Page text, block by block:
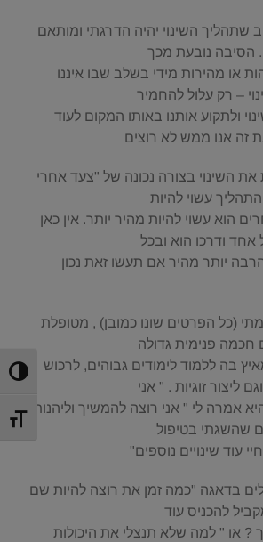
מתג
שתהליך השינוי יהיה הדרגתי ומותאם
הסיבה נובעת מכך
או מהירות מידי בשלב שבו איננו
– רק עלול להחמיר
ולתקוע אותנו באותו המקום לעוד
זה אנו ממש לא רוצים
את השינוי בצורה נכונה של "צעד אחרי
עשוי להיות
הוא עשוי להיות מהיר יותר. אין כאן
אחד ודרכו הוא ובכל
יותר מהיר אם תעשו זאת נכון
(כל הפרטים שונו כמובן) , מטופלת
בה ללמוד לימודים גבוהים, לרכוש
ליצור זוגיות . " אני
אמרה לי " אני רוצה להמשיך וליהנות
שהשגתי בטיפול
עוד שינויים נוספים"
בדאגה "כמה זמן את רוצה להיות שם
להכניס עוד
? או " למה שלא תנצלי את היכולות